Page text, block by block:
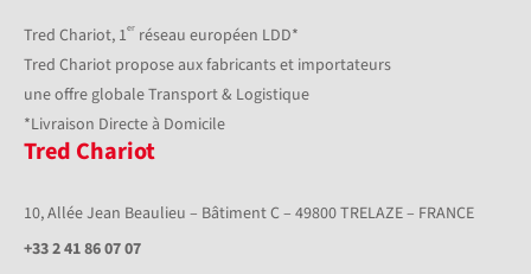
Tred Chariot, 1er réseau européen LDD*
Tred Chariot propose aux fabricants et importateurs
une offre globale Transport & Logistique
*Livraison Directe à Domicile
Tred Chariot
10, Allée Jean Beaulieu – Bâtiment C – 49800 TRELAZE – FRANCE
+33 2 41 86 07 07